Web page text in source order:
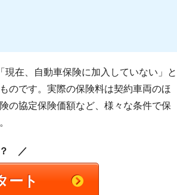
在、自動車保険に加入していない」と
のです。実際の保険料は契約車両のほ
の協定保険価額など、様々な条件で保
？ ／
ート